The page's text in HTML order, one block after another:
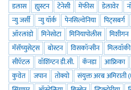
डलास
ह्युस्टन टेनेसी मेंफीस डेलावेर
न्यु जर्सी
न्यु यॉर्क पेनसिल्वेनिया पिट्सबर्ग
ऑरलांडो
मिनेसोटा मिनियापोलीस मिशीगन
मॅसॅच्युसेट्स
बोस्टन विसकॉन्सीन मिलवॉकी
सीऍटल
वॉशिंग्टन डी.सी. कॅनडा आफ्रिका
कुवेत
जपान तोक्यो संयुक्त अरब अमिराती